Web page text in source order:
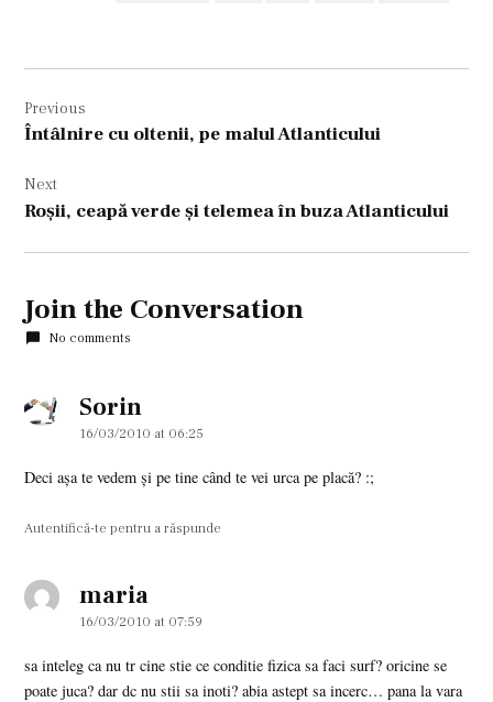
în
articole
Previous
Întâlnire cu oltenii, pe malul Atlanticului
Next
Roşii, ceapă verde şi telemea în buza Atlanticului
Join the Conversation
No comments
Sorin
16/03/2010 at 06:25
Deci aşa te vedem şi pe tine când te vei urca pe placă? :;
Autentifică-te pentru a răspunde
maria
16/03/2010 at 07:59
sa inteleg ca nu tr cine stie ce conditie fizica sa faci surf? oricine se
poate juca? dar dc nu stii sa inoti? abia astept sa incerc… pana la vara